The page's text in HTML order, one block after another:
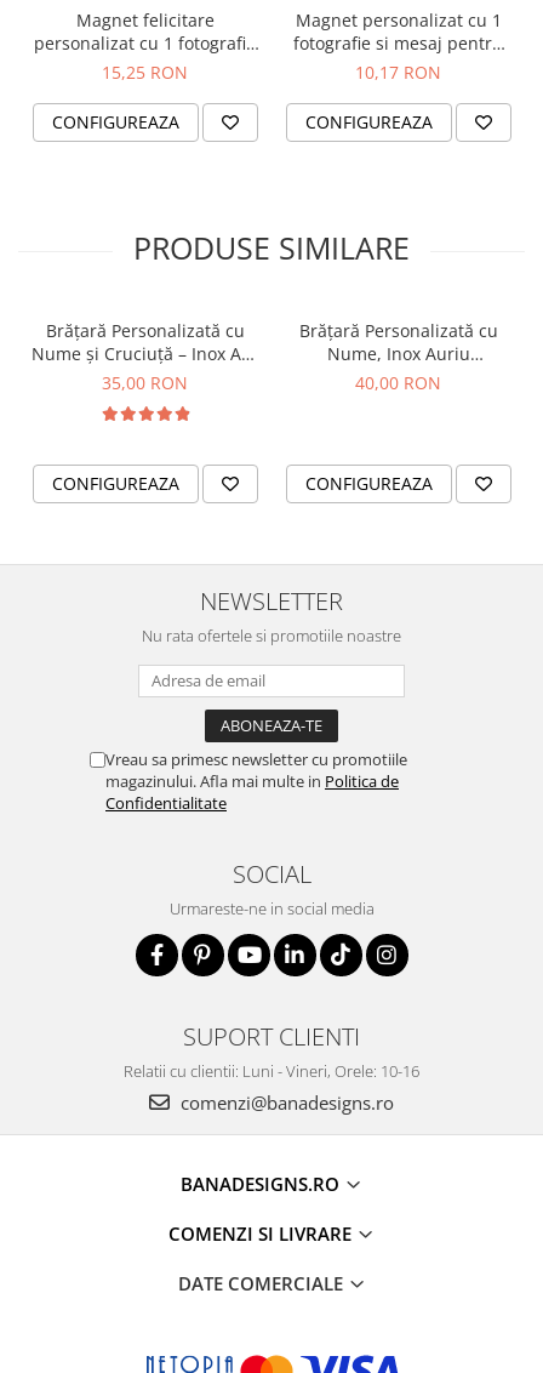
Magnet felicitare
personalizat cu 1 fotografie
si mesaj pentru mama,
15,25 RON
CONFIGUREAZA
Magnet personalizat cu 1
fotografie si mesaj pentru
mama, bunica, 8 martie
10,17 RON
CONFIGUREAZA
PRODUSE SIMILARE
Brățară Personalizată cu
Nume și Cruciuță – Inox Aur
IP
35,00 RON
CONFIGUREAZA
Brățară Personalizată cu
Nume, Inox Auriu
Waterproof, bilute pentru
40,00 RON
CONFIGUREAZA
NEWSLETTER
Nu rata ofertele si promotiile noastre
Vreau sa primesc newsletter cu promotiile
magazinului. Afla mai multe in Politica de
Confidentialitate
SOCIAL
Urmareste-ne in social media
SUPORT CLIENTI
Relatii cu clientii: Luni - Vineri, Orele: 10-16
comenzi@banadesigns.ro
BANADESIGNS.RO
COMENZI SI LIVRARE
DATE COMERCIALE